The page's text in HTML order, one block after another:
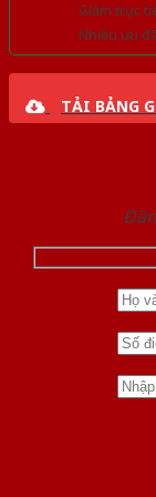
Giảm trực
Nhiều ưu
TẢI BẢNG